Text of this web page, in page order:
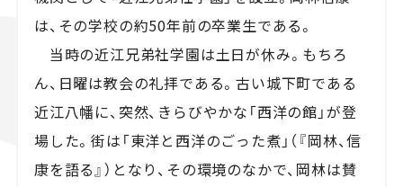
は、その学校の約50年前の卒業生である。
当時の近江兄弟社学園は土日が休み。もちろ
ん、日曜は教会の礼拝である。古い城下町である
近江八幡に、突然、きらびやかな「西洋の館」が登
場した。街は「東洋と西洋のごった煮」（『岡林、信
康を語る』）となり、その環境のなかで、岡林は賛